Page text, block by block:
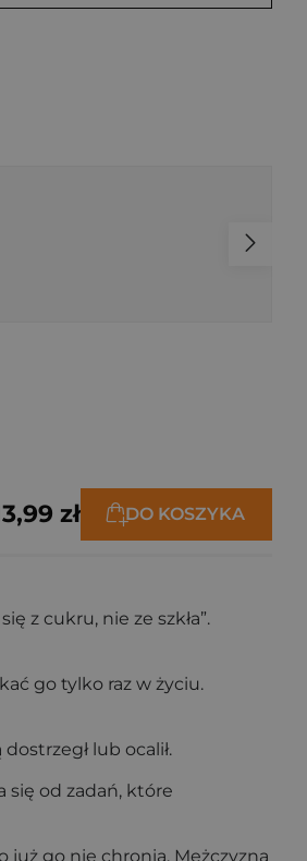
zł DO KOSZYKA
z cukru, nie ze szkła”.
go tylko raz w życiu.
lub ocalił.
się od zadań, które
już go nie chronią. Mężczyzna